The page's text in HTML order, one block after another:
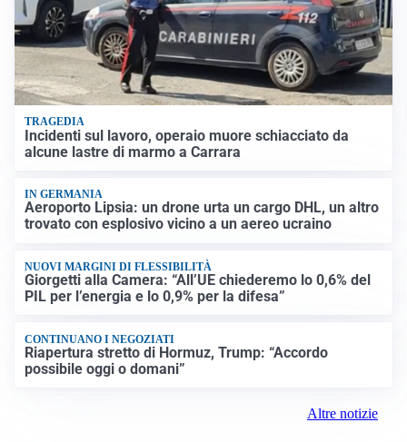
TRAGEDIA
Incidenti sul lavoro, operaio muore schiacciato da
alcune lastre di marmo a Carrara
IN GERMANIA
Aeroporto Lipsia: un drone urta un cargo DHL, un altro
trovato con esplosivo vicino a un aereo ucraino
NUOVI MARGINI DI FLESSIBILITÀ
Giorgetti alla Camera: “All’UE chiederemo lo 0,6% del
PIL per l’energia e lo 0,9% per la difesa”
CONTINUANO I NEGOZIATI
Riapertura stretto di Hormuz, Trump: “Accordo
possibile oggi o domani”
Altre notizie